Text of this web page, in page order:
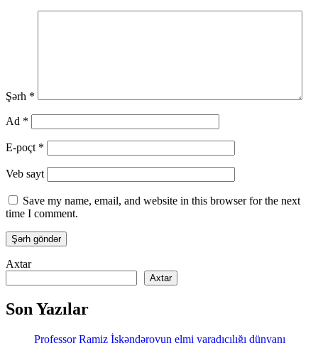
Şərh *
Ad *
E-poçt *
Veb sayt
Save my name, email, and website in this browser for the next
time I comment.
Axtar
Axtar
Son Yazılar
Professor Ramiz İskəndərovun elmi yaradıcılığı dünyanı